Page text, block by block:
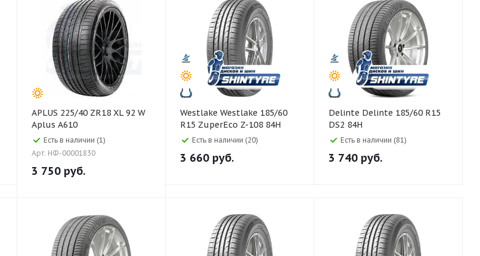
APLUS 225/40 ZR18 XL 92 W
Aplus A610
Есть в наличии (1)
Арт: НФ-00001830
3 750 руб.
Westlake Westlake 185/60
R15 ZuperEco Z-108 84H
Есть в наличии (20)
3 660 руб.
Delinte Delinte 185/60 R15
DS2 84H
Есть в наличии (81)
3 740 руб.